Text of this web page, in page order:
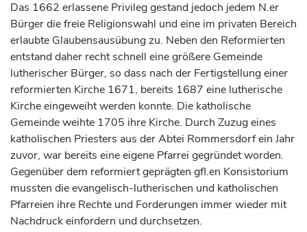
Das 1662 erlassene Privileg gestand jedoch jedem N.er
Bürger die freie Religionswahl und eine im privaten Bereich
erlaubte Glaubensausübung zu. Neben den Reformierten
entstand daher recht schnell eine größere Gemeinde
lutherischer Bürger, so dass nach der Fertigstellung einer
reformierten Kirche 1671, bereits 1687 eine lutherische
Kirche eingeweiht werden konnte. Die katholische
Gemeinde weihte 1705 ihre Kirche. Durch Zuzug eines
katholischen Priesters aus der Abtei Rommersdorf ein Jahr
zuvor, war bereits eine eigene Pfarrei gegründet worden.
Gegenüber dem reformiert geprägten gfl.en Konsistorium
mussten die evangelisch-lutherischen und katholischen
Pfarreien ihre Rechte und Forderungen immer wieder mit
Nachdruck einfordern und durchsetzen.